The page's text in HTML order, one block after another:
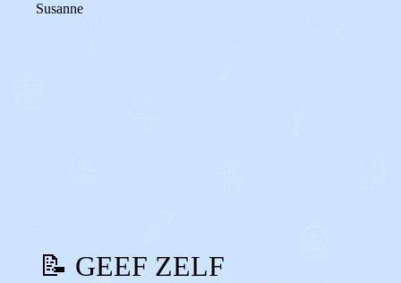
Susanne
📝 GEEF ZELF